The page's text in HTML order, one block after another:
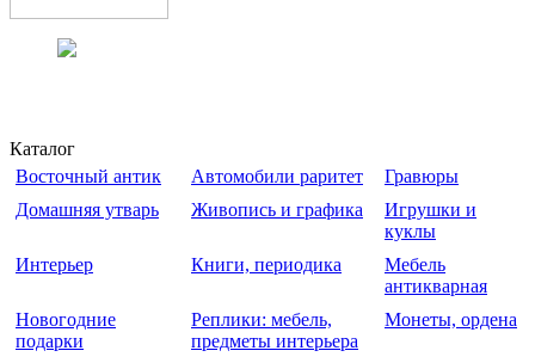
Каталог
Восточный антик
Автомобили раритет
Гравюры
Домашняя утварь
Живопись и графика
Игрушки и
куклы
Интерьер
Книги, периодика
Мебель
антикварная
Новогодние
подарки
Реплики: мебель,
предметы интерьера
Монеты, ордена